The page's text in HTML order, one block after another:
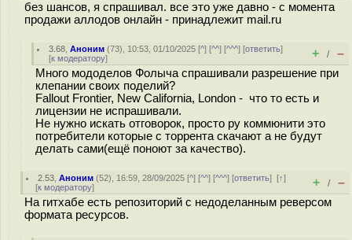
без шансов, я спрашивал. все это уже давно - с момента
продажи аллодов онлайн - принадлежит mail.ru
3.68 ,Аноним (73), 10:53, 01/10/2025 [^] [^^] [^^^] [ответить]
[к модератору] + / –
Много мододелов Фолыча спрашивали разрешение при
клепании своих поделий?
Fallout Frontier, New California, London - что то есть и
лицензии не испрашивали.
Не нужно искать отговорок, просто ру коммюнити это
потребители которые с торрента скачают а не будут
делать сами(ещё поноют за качество).
2.53 ,Аноним (52), 16:59, 28/09/2025 [^] [^^] [^^^] [ответить][↑]
[к модератору] + / –
На гитхабе есть репозиторий с недоделанным реверсом
формата ресурсов.